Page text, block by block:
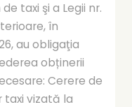
taxi şi a Legii nr.
în
au obligaţia
obținerii
Cerere de
taxi vizată la